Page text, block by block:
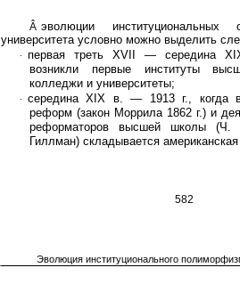
Â эволюции институциональных
университета условно можно выделить
∙ первая треть XVII — середина
возникли первые институты
колледжи и университеты;
∙ середина XIX в. — 1913 г., когда в
реформ (закон Моррила 1862 г.) и
реформаторов высшей школы
Гиллман) складывается
582
Эволюция институционального